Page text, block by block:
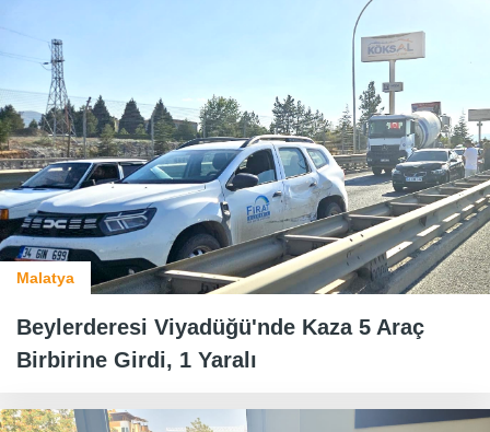
Malatya
Beylerderesi Viyadüğü'nde Kaza 5 Araç
Birbirine Girdi, 1 Yaralı